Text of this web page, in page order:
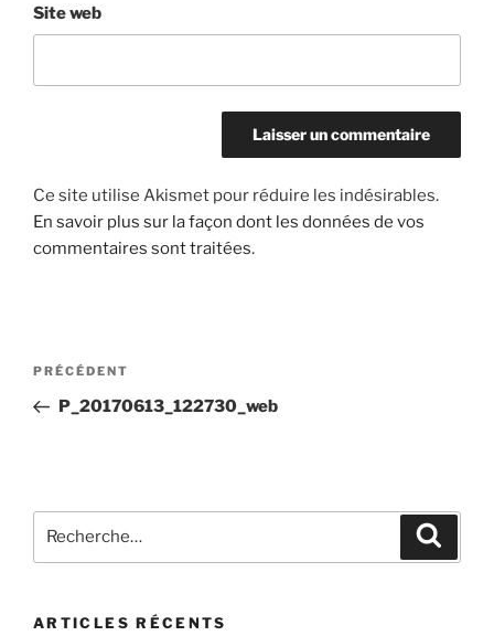
Site web
Ce site utilise Akismet pour réduire les indésirables.
En savoir plus sur la façon dont les données de vos
commentaires sont traitées.
Navigation
l’article
Article
précédent
PRÉCÉDENT
P_20170613_122730_web
pour
ARTICLES RÉCENTS